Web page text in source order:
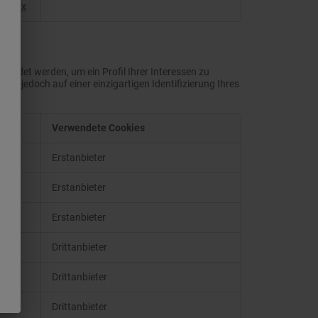
werden, um ein Profil Ihrer Interessen zu
jedoch auf einer einzigartigen Identifizierung Ihres
Verwendete Cookies
Erstanbieter
Erstanbieter
Erstanbieter
Drittanbieter
Drittanbieter
Drittanbieter